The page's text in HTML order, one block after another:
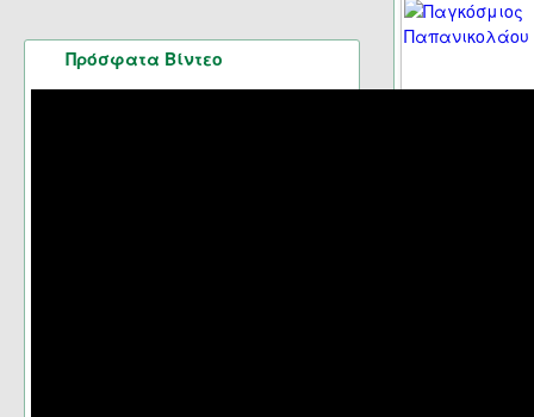
Πρόσφατα Βίντεο